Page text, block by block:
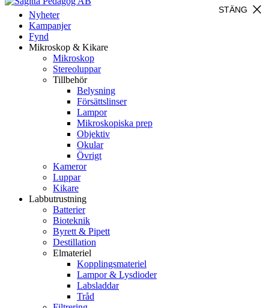
close
STÄNG
Nyheter
Kampanjer
Fynd
Mikroskop & Kikare
Mikroskop
Stereoluppar
Tillbehör
Belysning
Försättslinser
Lampor
Mikroskopiska prep
Objektiv
Okular
Övrigt
Kameror
Luppar
Kikare
Labbutrustning
Batterier
Bioteknik
Byrett & Pipett
Destillation
Elmateriel
Kopplingsmateriel
Lampor & Lysdioder
Labsladdar
Tråd